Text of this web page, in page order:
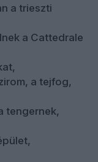
a trieszti
a Cattedrale
a tejfog,
tengernek,